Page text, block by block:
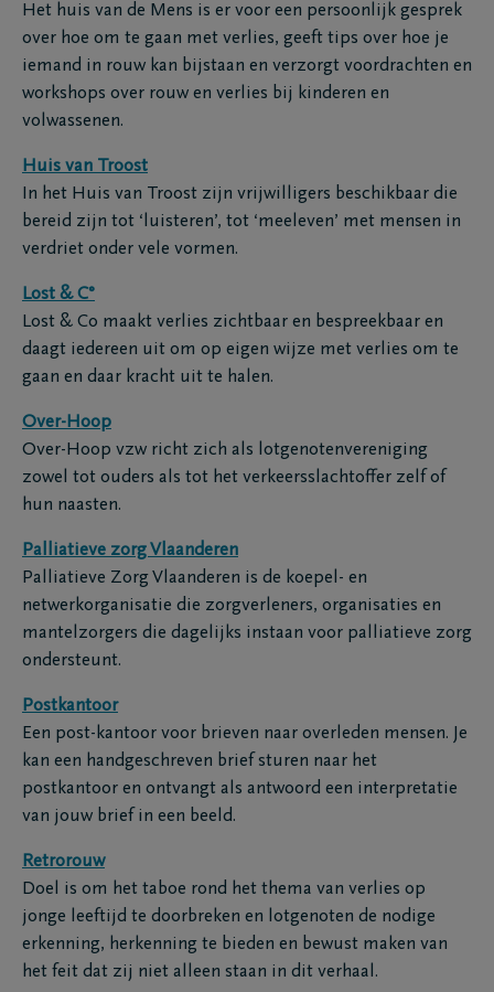
Het huis van de Mens is er voor een persoonlijk gesprek
over hoe om te gaan met verlies, geeft tips over hoe je
iemand in rouw kan bijstaan en verzorgt voordrachten en
workshops over rouw en verlies bij kinderen en
volwassenen.
Huis van Troost
In het Huis van Troost zijn vrijwilligers beschikbaar die
bereid zijn tot ‘luisteren’, tot ‘meeleven’ met mensen in
verdriet onder vele vormen.
Lost & C°
Lost & Co maakt verlies zichtbaar en bespreekbaar en
daagt iedereen uit om op eigen wijze met verlies om te
gaan en daar kracht uit te halen.
Over-Hoop
Over-Hoop vzw richt zich als lotgenotenvereniging
zowel tot ouders als tot het verkeersslachtoffer zelf of
hun naasten.
Palliatieve zorg Vlaanderen
Palliatieve Zorg Vlaanderen is de koepel- en
netwerkorganisatie die zorgverleners, organisaties en
mantelzorgers die dagelijks instaan voor palliatieve zorg
ondersteunt.
Postkantoor
Een post-kantoor voor brieven naar overleden mensen. Je
kan een handgeschreven brief sturen naar het
postkantoor en ontvangt als antwoord een interpretatie
van jouw brief in een beeld.
Retrorouw
Doel is om het taboe rond het thema van verlies op
jonge leeftijd te doorbreken en lotgenoten de nodige
erkenning, herkenning te bieden en bewust maken van
het feit dat zij niet alleen staan in dit verhaal.